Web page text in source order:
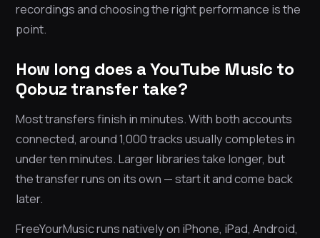
recordings and choosing the right performance is the
point.
How long does a YouTube Music to
Qobuz transfer take?
Most transfers finish in minutes. With both accounts
connected, around 1,000 tracks usually completes in
under ten minutes. Larger libraries take longer, but
the transfer runs on its own — start it and come back
later.
FreeYourMusic runs natively on iPhone, iPad, Android,